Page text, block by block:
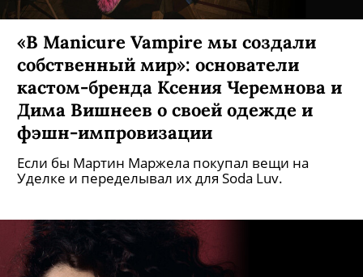
«В Manicure Vampire мы создали
собственный мир»: основатели
кастом-бренда Ксения Черемнова и
Дима Вишнеев о своей одежде и
фэшн-импровизации
Если бы Мартин Маржела покупал вещи на
Уделке и переделывал их для Soda Luv.